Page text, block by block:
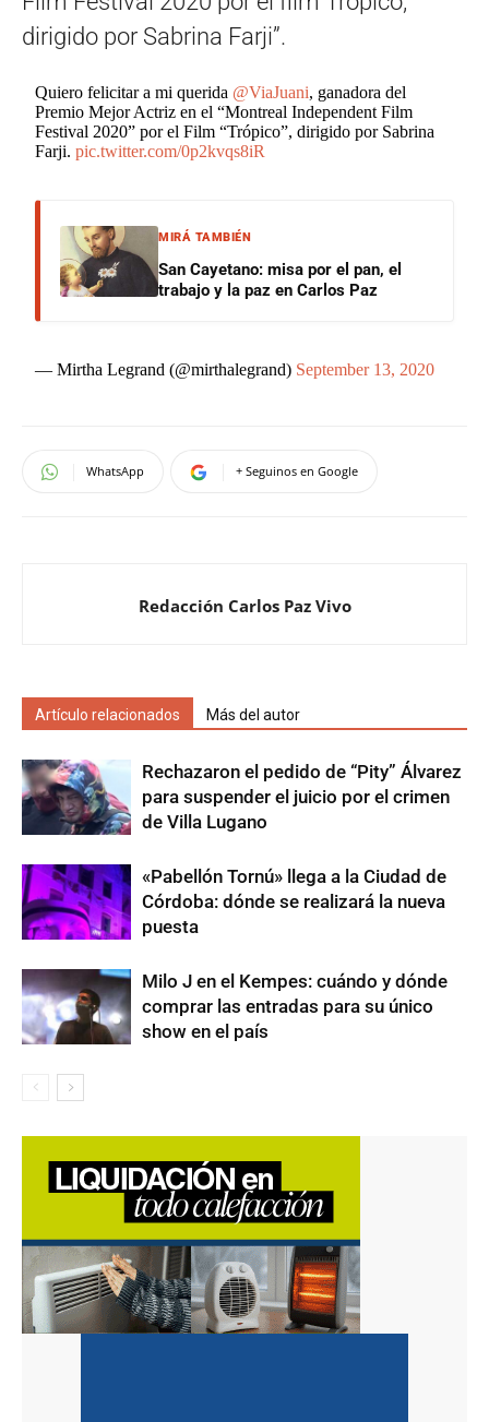
dirigido por Sabrina Farji”.
Quiero felicitar a mi querida @ViaJuani, ganadora del
Premio Mejor Actriz en el “Montreal Independent Film
Festival 2020” por el Film “Trópico”, dirigido por Sabrina
Farji.pic.twitter.com/0p2kvqs8iR
MIRÁ TAMBIÉN
San Cayetano: misa por el pan, el
trabajo y la paz en Carlos Paz
— Mirtha Legrand (@mirthalegrand) September 13, 2020
WhatsApp + Seguinos en Google
Redacción Carlos Paz Vivo
Artículo relacionados Más del autor
Rechazaron el pedido de “Pity” Álvarez
para suspender el juicio por el crimen
de Villa Lugano
«Pabellón Tornú» llega a la Ciudad de
Córdoba: dónde se realizará la nueva
puesta
Milo J en el Kempes: cuándo y dónde
comprar las entradas para su único
show en el país